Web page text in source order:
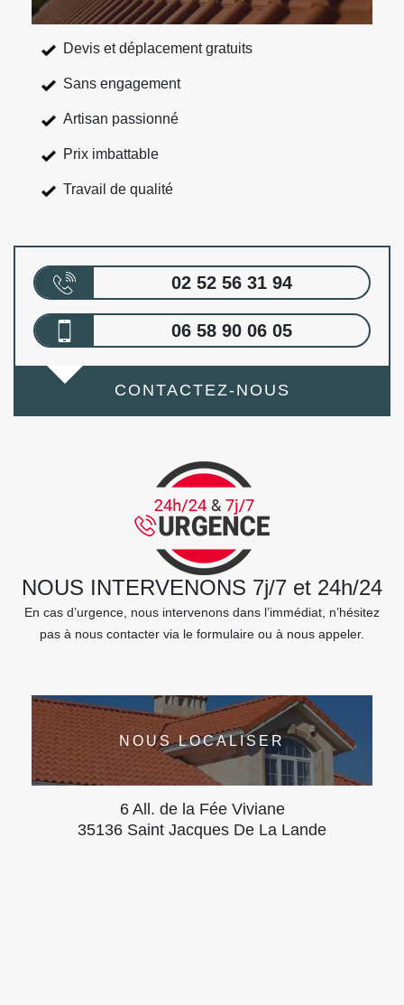
Devis et déplacement gratuits
Sans engagement
Artisan passionné
Prix imbattable
Travail de qualité
02 52 56 31 94
06 58 90 06 05
CONTACTEZ-NOUS
NOUS INTERVENONS 7j/7 et 24h/24
En cas d’urgence, nous intervenons dans l’immédiat, n’hésitez
pas à nous contacter via le formulaire ou à nous appeler.
NOUS LOCALISER
6 All. de la Fée Viviane
35136 Saint Jacques De La Lande